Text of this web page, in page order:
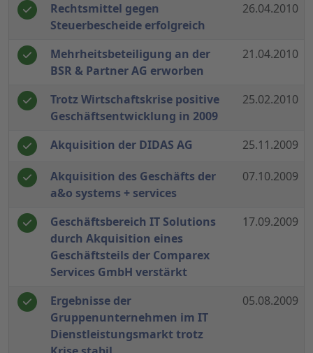
Rechtsmittel gegen
Steuerbescheide erfolgreich
26.04.2010
Mehrheitsbeteiligung an der
BSR & Partner AG erworben
21.04.2010
Trotz Wirtschaftskrise positive
Geschäftsentwicklung in 2009
25.02.2010
Akquisition der DIDAS AG 25.11.2009
Akquisition des Geschäfts der
a&o systems + services
07.10.2009
Geschäftsbereich IT Solutions
durch Akquisition eines
Geschäftsteils der Comparex
Services GmbH verstärkt
17.09.2009
Ergebnisse der
Gruppenunternehmen im IT
Dienstleistungsmarkt trotz
05.08.2009